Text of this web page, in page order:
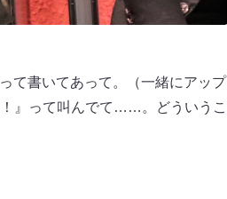
て書いてあって。（一緒にアップ
』って叫んでて……。どういうこ